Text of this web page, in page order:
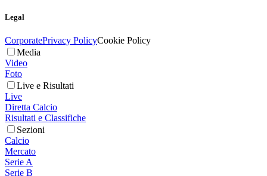
Legal
CorporatePrivacy PolicyCookie Policy
Media
Video
Foto
Live e Risultati
Live
Diretta Calcio
Risultati e Classifiche
Sezioni
Calcio
Mercato
Serie A
Serie B